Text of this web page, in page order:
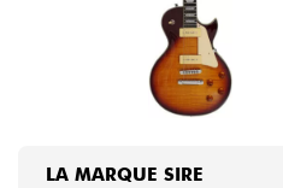
LA MARQUE SIRE